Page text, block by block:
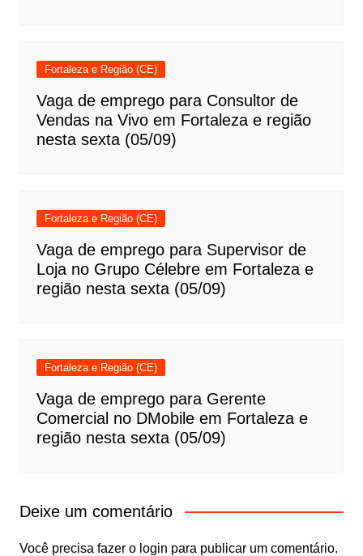
Fortaleza e Região (CE)
Vaga de emprego para Consultor de
Vendas na Vivo em Fortaleza e região
nesta sexta (05/09)
Fortaleza e Região (CE)
Vaga de emprego para Supervisor de
Loja no Grupo Célebre em Fortaleza e
região nesta sexta (05/09)
Fortaleza e Região (CE)
Vaga de emprego para Gerente
Comercial no DMobile em Fortaleza e
região nesta sexta (05/09)
Deixe um comentário
Você precisa fazer o login para publicar um comentário.